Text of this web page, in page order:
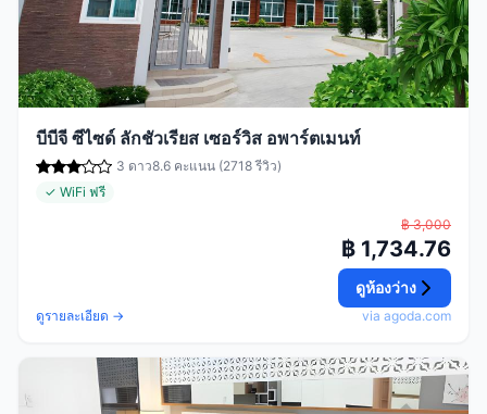
บีบีจี ซีไซด์ ลักชัวเรียส เซอร์วิส อพาร์ตเมนท์
3 ดาว8.6 คะแนน (2718 รีวิว)
✓ WiFi ฟรี
ดูรายละเอียด →
฿ 3,000
฿ 1,734.76
ดูห้องว่าง
via agoda.com